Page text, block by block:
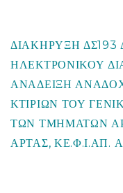
ΔΙΑΚΗΡΥΞΗ
ΗΛΕΚΤΡΟΝΙΚΟΥ
ΑΝΑΔΕΙΞΗ
ΚΤΙΡΙΩΝ ΤΟΥ
ΤΩΝ ΤΜΗΜΑΤΩΝ
ΑΡΤΑΣ, ΚΕ.Φ.Ι.ΑΠ.